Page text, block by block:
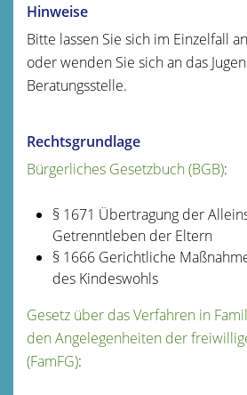
Hinweise
Bitte lassen Sie sich im Einzelfall
oder wenden Sie sich an das
Beratungsstelle.
Rechtsgrundlage
Bürgerliches Gesetzbuch (BGB):
§ 1671 Übertragung der
Getrenntleben der Eltern
§ 1666 Gerichtliche
des Kindeswohls
Gesetz über das Verfahren in
den Angelegenheiten der
(FamFG):